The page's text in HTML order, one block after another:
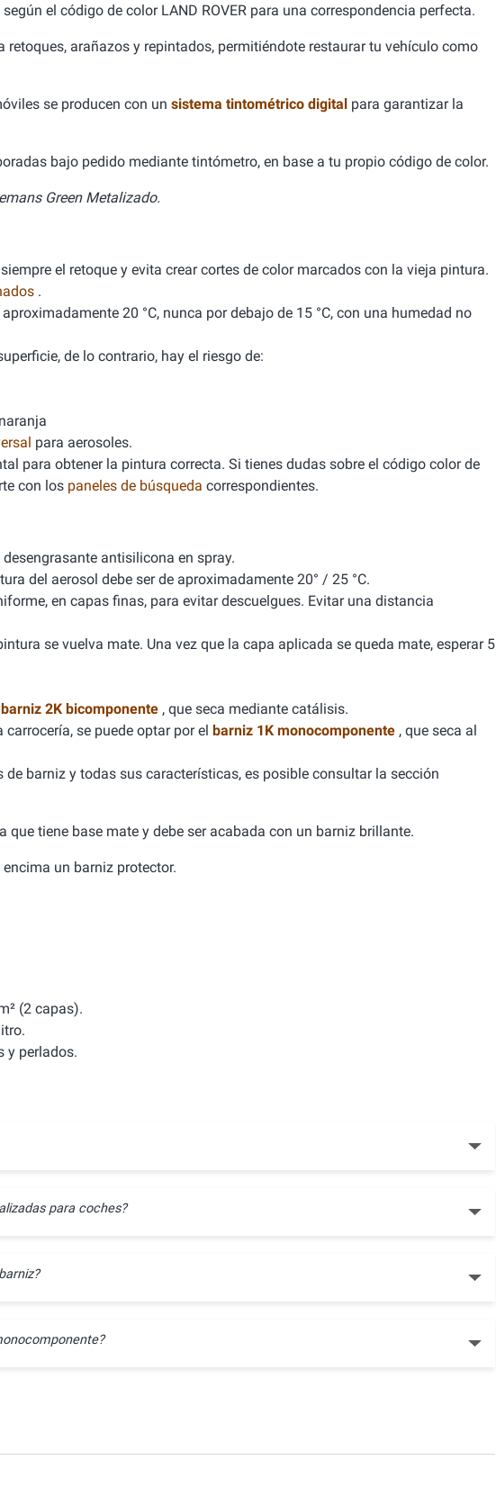
el código de color LAND ROVER para una correspondencia perfecta.
retoques, arañazos y repintados, permitiéndote restaurar tu vehículo como
se producen con un sistema tintométrico digital para garantizar la
bajo pedido mediante tintómetro, en base a tu propio código de color.
Green Metalizado.
el retoque y evita crear cortes de color marcados con la vieja pintura.
.
20 °C, nunca por debajo de 15 °C, con una humedad no
de lo contrario, hay el riesgo de:
para aerosoles.
para obtener la pintura correcta. Si tienes dudas sobre el código color de
con los paneles de búsqueda correspondientes.
antisilicona en spray.
del aerosol debe ser de aproximadamente 20° / 25 °C.
en capas finas, para evitar descuelgues. Evitar una distancia
se vuelva mate. Una vez que la capa aplicada se queda mate, esperar 5
barniz 2K bicomponente , que seca mediante catálisis.
se puede optar por el barniz 1K monocomponente , que seca al
barniz y todas sus características, es posible consultar la sección
que tiene base mate y debe ser acabada con un barniz brillante.
un barniz protector.
(2 capas).
y perlados.
para coches?